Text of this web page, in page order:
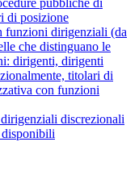
pubbliche di
di posizione
funzioni dirigenziali (da
che distinguano le
dirigenti, dirigenti
titolari di
con funzioni
discrezionali